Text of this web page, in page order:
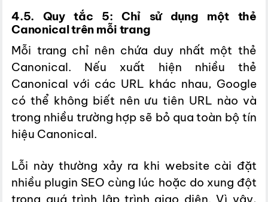
4.5. Quy tắc 5: Chỉ sử dụng một thẻ
Canonical trên mỗi trang
Mỗi trang chỉ nên chứa duy nhất một thẻ
Canonical. Nếu xuất hiện nhiều thẻ
Canonical với các URL khác nhau, Google
có thể không biết nên ưu tiên URL nào và
trong nhiều trường hợp sẽ bỏ qua toàn bộ tín
hiệu Canonical.
Lỗi này thường xảy ra khi website cài đặt
nhiều plugin SEO cùng lúc hoặc do xung đột
trong quá trình lập trình giao diện. Vì vậy,